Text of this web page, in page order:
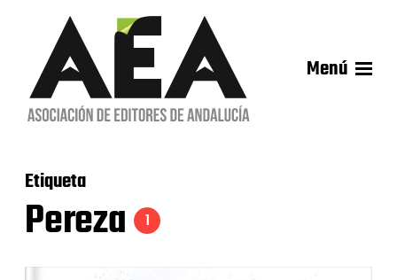
Menú
Etiqueta
Pereza 1